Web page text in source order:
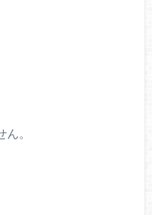
。